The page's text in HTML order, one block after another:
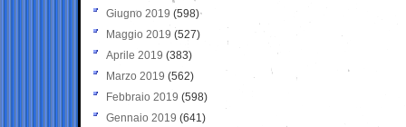
Giugno 2019 (598)
Maggio 2019 (527)
Aprile 2019 (383)
Marzo 2019 (562)
Febbraio 2019 (598)
Gennaio 2019 (641)